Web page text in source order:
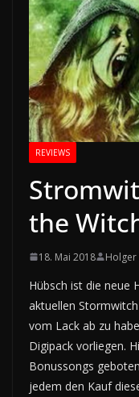
REVIEWS
the
18. Mai 2018
Hübsch ist die neue
aktuellen
vom Lack ab zu
Digipack vorliegen.
Bonussongs
jedem den Kauf